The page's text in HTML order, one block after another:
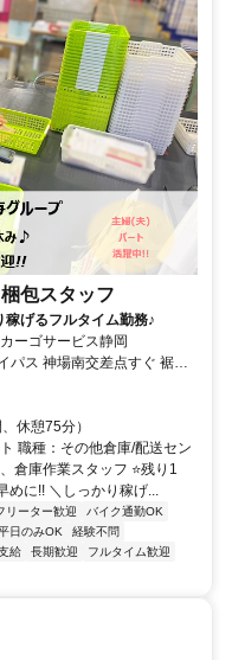
包スタッフ
げるフルタイム勤務♪
ーゴサービス静岡
ス 神場南交差点すぐ 裾野
殿場駅から車で５分 JR御
休憩75分）
職種：その他倉庫/配送セン
倉庫作業スタッフ ⭐残り1
に!! ＼しっかり稼げ...
リーター歓迎
バイク通勤OK
日のみOK
経験不問
給 長期歓迎
フルタイム歓迎